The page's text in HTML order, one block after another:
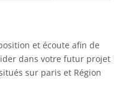
et écoute afin de
dans votre futur projet
sur paris et Région